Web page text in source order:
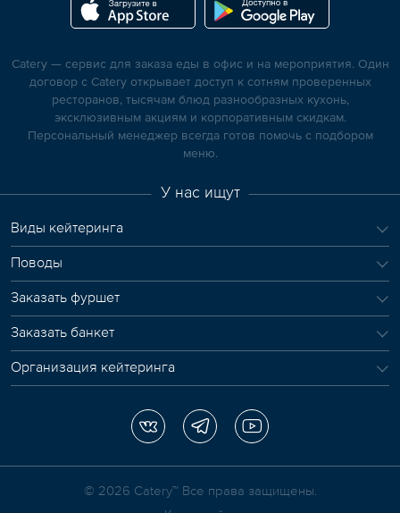
Catery — сервис для заказа еды в офис и на мероприятия. Один
договор с Catery открывает доступ к сотням проверенных
ресторанов, тысячам блюд разнообразных кухонь,
эксклюзивным акциям и корпоративным скидкам.
Персональный менеджер всегда готов помочь с подбором
меню.
У нас ищут
Виды кейтеринга
Поводы
Заказать фуршет
Заказать банкет
Организация кейтеринга
© 2026 Сatery™ Все права защищены.